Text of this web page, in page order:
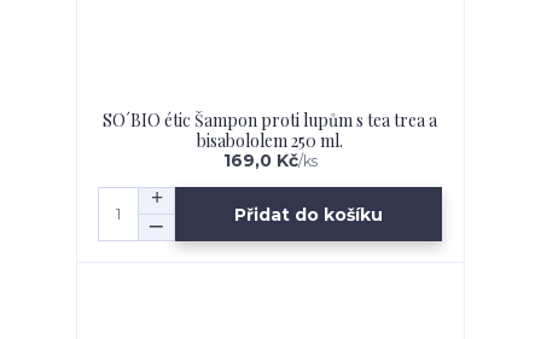
SO´BIO étic Šampon proti lupům s tea trea a
bisabololem 250 ml.
169,0 Kč/ks
Přidat do košíku